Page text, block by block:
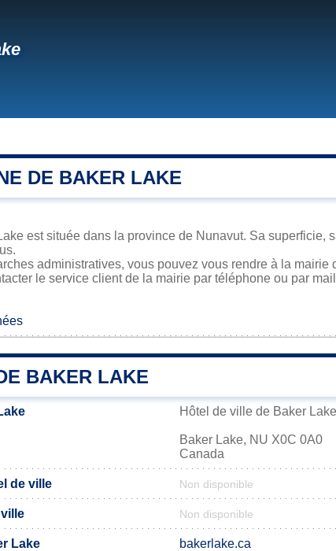
DE BAKER LAKE
est située dans la province de Nunavut. Sa superficie,
administratives, vous pouvez vous rendre à la
le service client de la mairie par téléphone ou par
BAKER LAKE
Hôtel de ville de Baker Lake
Baker Lake, NU X0C 0A0
Canada
de ville Non disponible
Non disponible
Lake bakerlake.ca